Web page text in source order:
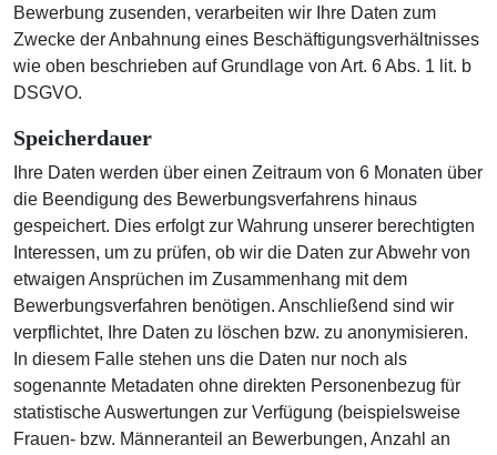
Bewerbung zusenden, verarbeiten wir Ihre Daten zum
Zwecke der Anbahnung eines Beschäftigungsverhältnisses
wie oben beschrieben auf Grundlage von Art. 6 Abs. 1 lit. b
DSGVO.
Speicherdauer
Ihre Daten werden über einen Zeitraum von 6 Monaten über
die Beendigung des Bewerbungsverfahrens hinaus
gespeichert. Dies erfolgt zur Wahrung unserer berechtigten
Interessen, um zu prüfen, ob wir die Daten zur Abwehr von
etwaigen Ansprüchen im Zusammenhang mit dem
Bewerbungsverfahren benötigen. Anschließend sind wir
verpflichtet, Ihre Daten zu löschen bzw. zu anonymisieren.
In diesem Falle stehen uns die Daten nur noch als
sogenannte Metadaten ohne direkten Personenbezug für
statistische Auswertungen zur Verfügung (beispielsweise
Frauen- bzw. Männeranteil an Bewerbungen, Anzahl an